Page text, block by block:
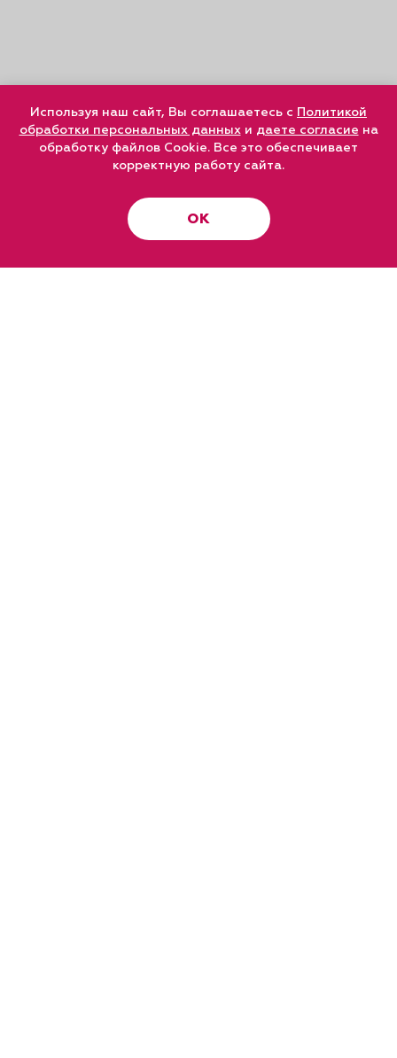
Используя наш сайт, Вы соглашаетесь с Политикой
обработки персональных данныхи даете согласие на
обработку файлов Cookie. Все это обеспечивает
корректную работу сайта.
ОК